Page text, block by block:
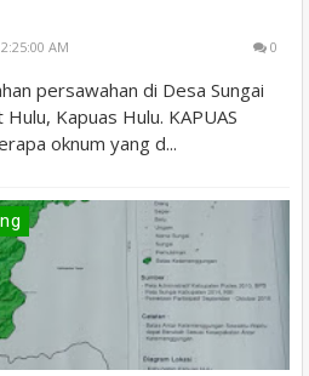
AM 0
persawahan di Desa Sungai
Kapuas Hulu. KAPUAS
oknum yang d...